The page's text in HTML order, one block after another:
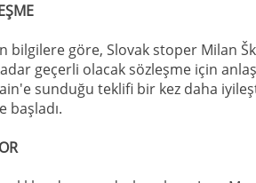
bilgilere göre, Slovak stoper Milan
geçerli olacak sözleşme için
sunduğu teklifi bir kez daha
başladı.